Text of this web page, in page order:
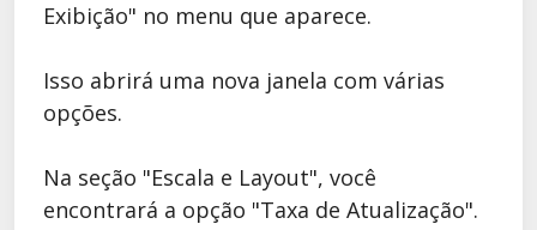
Exibição" no menu que aparece.
Isso abrirá uma nova janela com várias
opções.
Na seção "Escala e Layout", você
encontrará a opção "Taxa de Atualização".